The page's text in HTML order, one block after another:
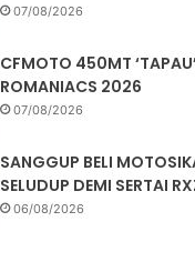
07/08/2026
CFMOTO 450MT
ROMANIACS 2026
07/08/2026
SANGGUP BELI
SELUDUP DEMI SERTAI
06/08/2026